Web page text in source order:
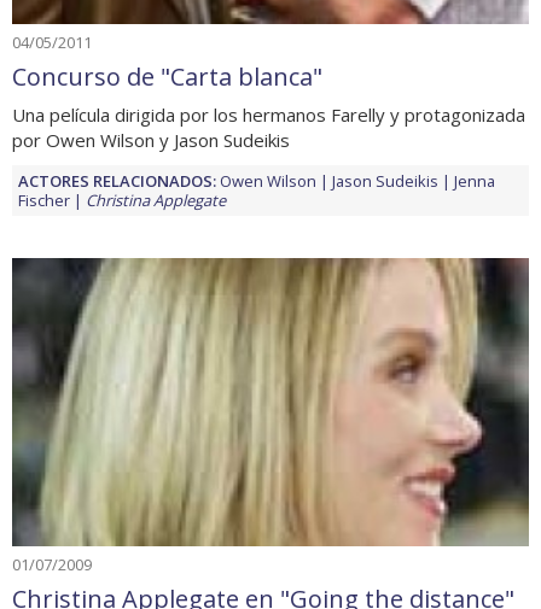
04/05/2011
Concurso de "Carta blanca"
Una película dirigida por los hermanos Farelly y protagonizada
por Owen Wilson y Jason Sudeikis
ACTORES RELACIONADOS: Owen Wilson Jason Sudeikis
Jenna
Fischer
Christina Applegate
01/07/2009
Christina Applegate en "Going the distance"